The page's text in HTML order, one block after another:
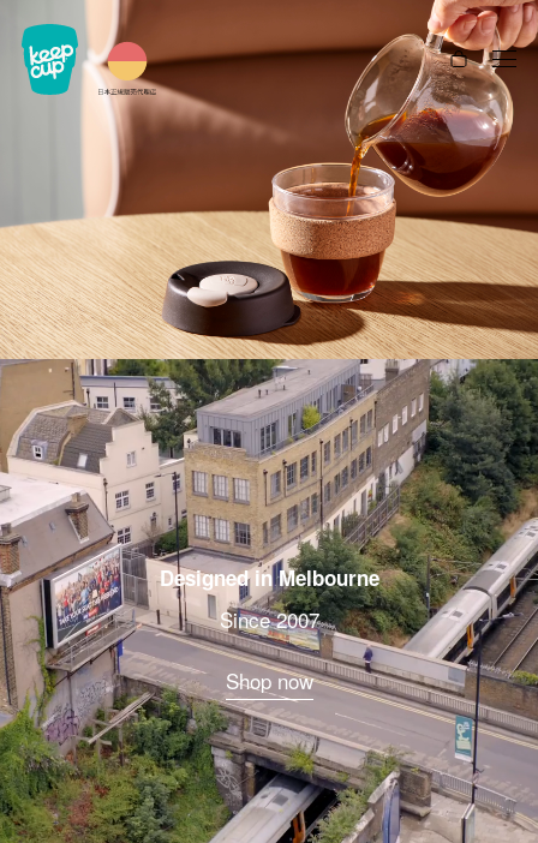
Designed in Melbourne
Since 2007
Shop now